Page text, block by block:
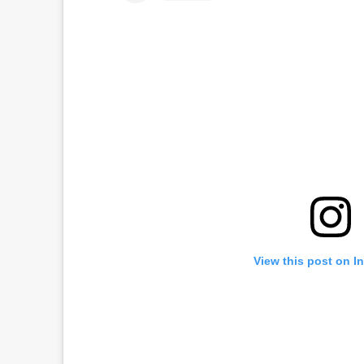
View this post on